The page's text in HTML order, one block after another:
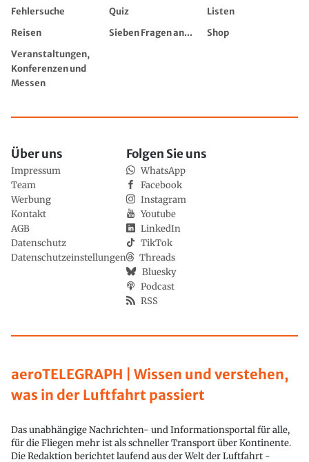
Fehlersuche
Quiz
Listen
Reisen
Sieben Fragen an...
Shop
Veranstaltungen,
Konferenzen und
Messen
aeroTELEGRAPH | Wissen und verstehen,
was in der Luftfahrt passiert
Das unabhängige Nachrichten- und Informationsportal für alle,
für die Fliegen mehr ist als schneller Transport über Kontinente.
Die Redaktion berichtet laufend aus der Welt der Luftfahrt -
Über uns
Impressum
Team
Werbung
Kontakt
AGB
Datenschutz
Datenschutzeinstellungen
Folgen Sie uns
WhatsApp
Facebook
Instagram
Youtube
LinkedIn
TikTok
Threads
Bluesky
Podcast
RSS